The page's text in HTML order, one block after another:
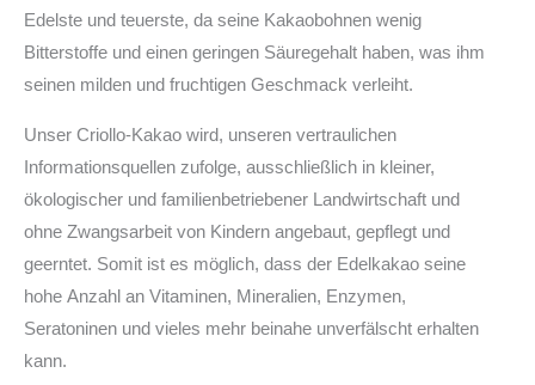
Edelste und teuerste, da seine Kakaobohnen wenig
Bitterstoffe und einen geringen Säuregehalt haben, was ihm
seinen milden und fruchtigen Geschmack verleiht.
Unser Criollo-Kakao wird, unseren vertraulichen
Informationsquellen zufolge, ausschließlich in kleiner,
ökologischer und familienbetriebener Landwirtschaft und
ohne Zwangsarbeit von Kindern angebaut, gepflegt und
geerntet. Somit ist es möglich, dass der Edelkakao seine
hohe Anzahl an Vitaminen, Mineralien, Enzymen,
Seratoninen und vieles mehr beinahe unverfälscht erhalten
kann.